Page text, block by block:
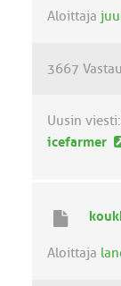
v
s
i
Aloittaja
3667
Uusin viesti:
icefarmer
Aloittaja